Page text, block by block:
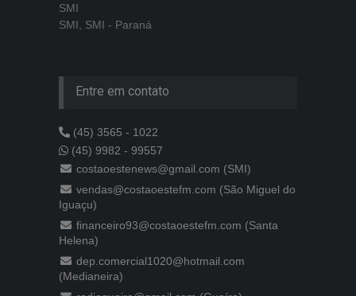
SMI
SMI, SMI - Paraná
Entre em contato
(45) 3565 - 1022
(45) 9982 - 99557
costaoestenews@gmail.com (SMI)
vendas@costaoestefm.com (São Miguel do
Iguaçu)
financeiro93@costaoestefm.com (Santa
Helena)
dep.comercial1020@hotmail.com
(Medianeira)